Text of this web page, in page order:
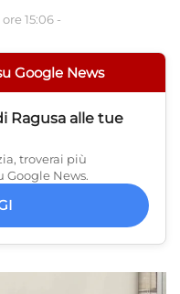
15:06 -
Google News
Ragusa alle tue
troverai più
News.